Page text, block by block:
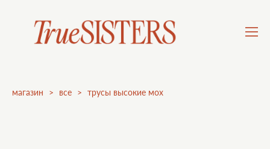
магазин > все > трусы высокие мох